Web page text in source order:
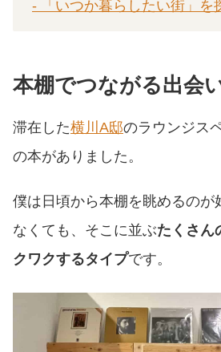
- 「いつか暮らしたい街」を
本棚でつながる出会
滞在した横川A邸のラウンジス
の本がありました。
僕は日頃から本棚を眺めるのが
なくても、そこに並ぶたくさん
クワクするタイプです。